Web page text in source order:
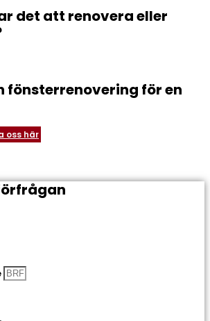
det att renovera eller
fönsterrenovering för en
oss här